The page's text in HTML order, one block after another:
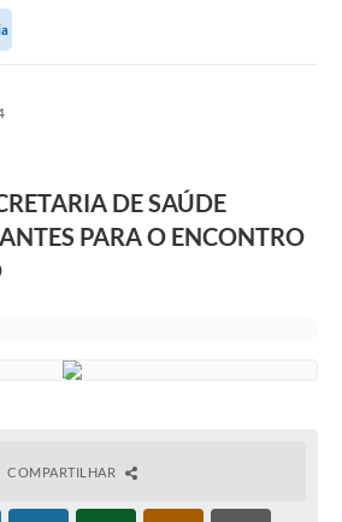
DE SAÚDE
PARA O ENCONTRO
COMPARTILHAR